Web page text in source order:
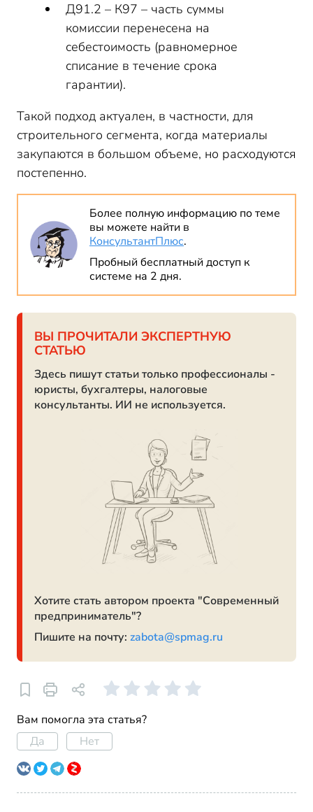
Д91.2 – К97 – часть суммы
комиссии перенесена на
себестоимость (равномерное
списание в течение срока
гарантии).
Такой подход актуален, в частности, для
строительного сегмента, когда материалы
закупаются в большом объеме, но расходуются
постепенно.
Более полную информацию по теме
вы можете найти в
КонсультантПлюс.
Пробный бесплатный доступ к
системе на 2 дня.
ВЫ ПРОЧИТАЛИ ЭКСПЕРТНУЮ
СТАТЬЮ
Здесь пишут статьи только профессионалы -
юристы, бухгалтеры, налоговые
консультанты. ИИ не используется.
Хотите стать автором проекта "Современный
предприниматель"?
Пишите на почту: zabota@spmag.ru
Вам помогла эта статья?
Да
Нет